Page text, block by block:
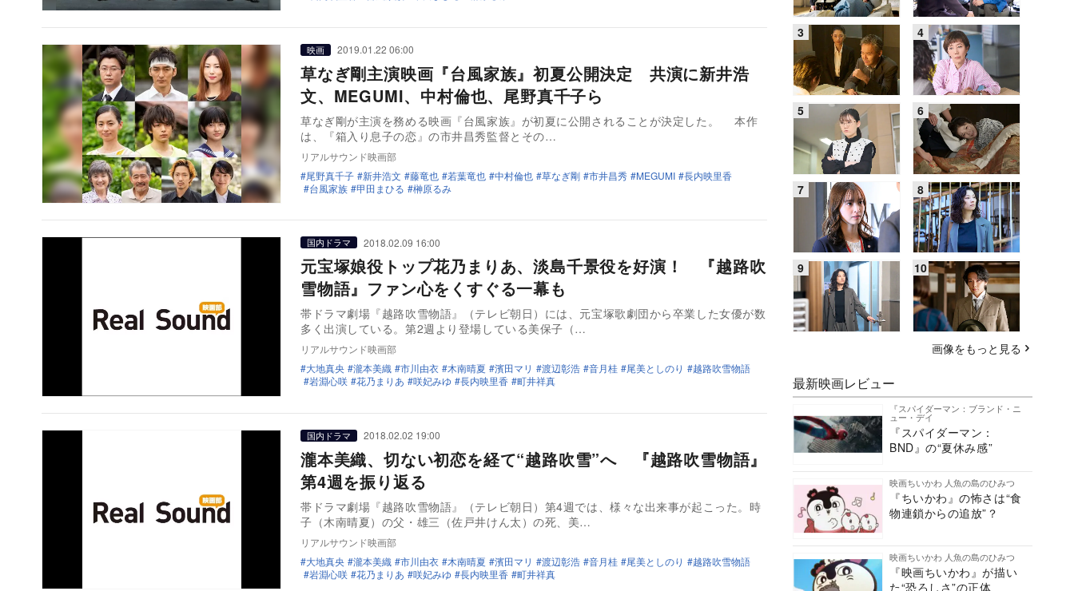
映画 2019.01.22 06:00
草なぎ剛主演映画『台風家族』初夏公開決定 共演に新井浩
文、MEGUMI、中村倫也、尾野真千子ら
草なぎ剛が主演を務める映画『台風家族』が初夏に公開されることが決定した。 本作
は、『箱入り息子の恋』の市井昌秀監督とその…
リアルサウンド映画部
尾野真千子
新井浩文 藤竜也 若葉竜也 中村倫也 草なぎ剛 市井昌秀 MEGUMI
長内映里香
台風家族
甲田まひる 榊原るみ
国内ドラマ 2018.02.09 16:00
元宝塚娘役トップ花乃まりあ、淡島千景役を好演！ 『越路吹
雪物語』ファン心をくすぐる一幕も
帯ドラマ劇場『越路吹雪物語』（テレビ朝日）には、元宝塚歌劇団から卒業した女優が数
多く出演している。第2週より登場している美保子（…
リアルサウンド映画部
大地真央
瀧本美織 市川由衣 木南晴夏 濱田マリ 渡辺彰浩 音月桂 尾美としのり
越路吹雪物語
岩淵心咲
花乃まりあ 咲妃みゆ 長内映里香 町井祥真
国内ドラマ 2018.02.02 19:00
瀧本美織、切ない初恋を経て“越路吹雪”へ 『越路吹雪物語』
第4週を振り返る
帯ドラマ劇場『越路吹雪物語』（テレビ朝日）第4週では、様々な出来事が起こった。時
子（木南晴夏）の父・雄三（佐戸井けん太）の死、美…
リアルサウンド映画部
大地真央
瀧本美織 市川由衣 木南晴夏 濱田マリ 渡辺彰浩 音月桂 尾美としのり
越路吹雪物語
岩淵心咲
花乃まりあ 咲妃みゆ 長内映里香 町井祥真
画像をもっと見る
最新映画レビュー
『スパイダーマン：ブランド・ニ
ュー・デイ
『スパイダーマン：
BND』の“夏休み感”
映画ちいかわ 人魚の島のひみつ
『ちいかわ』の怖さは“食
物連鎖からの追放”？
映画ちいかわ 人魚の島のひみつ
『映画ちいかわ』が描い
た“恐ろしさ”の正体